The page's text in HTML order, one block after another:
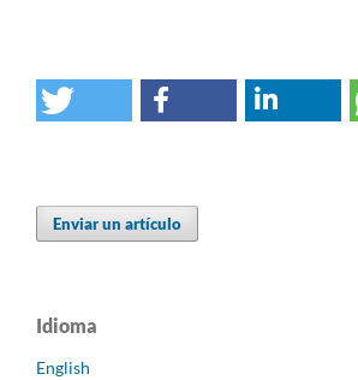
Enviar un artículo
Idioma
English